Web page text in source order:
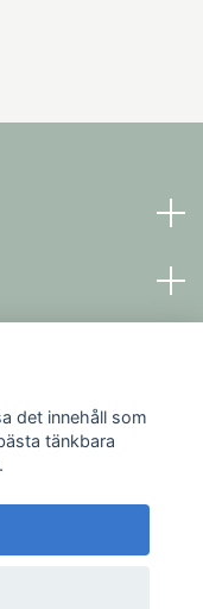
det innehåll som
tänkbara